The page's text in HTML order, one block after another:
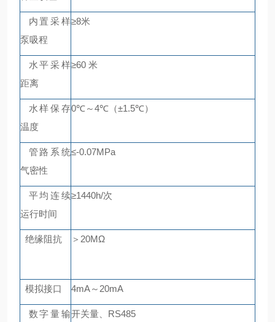
内置采样
泵吸程
≥8米
水平采样
距离
≥60 米
水样保存
温度
0℃～4℃（±1.5℃）
管路系统
气密性
≤-0.07MPa
平均连续
运行时间
≥1440h/次
绝缘阻抗 ＞ 20MΩ
模拟接口 4mA～ 20mA
数字量输开关量、 RS485